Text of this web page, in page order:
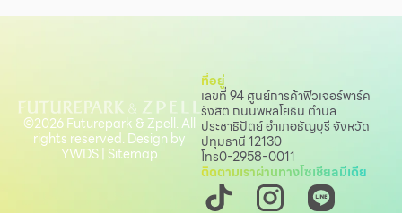
ที่อยู่
เลขที่ 94 ศูนย์การค้าฟิวเจอร์พาร์ค
รังสิต ถนนพหลโยธิน ตำบล
ประชาธิปัตย์ อำเภอธัญบุรี จังหวัด
ปทุมธานี 12130
โทร0-2958-0011
ติดตามเราผ่านทางโซเชียลมีเดีย
©2026 Futurepark & Zpell. All
rights reserved. Design by
YWDS| Sitemap